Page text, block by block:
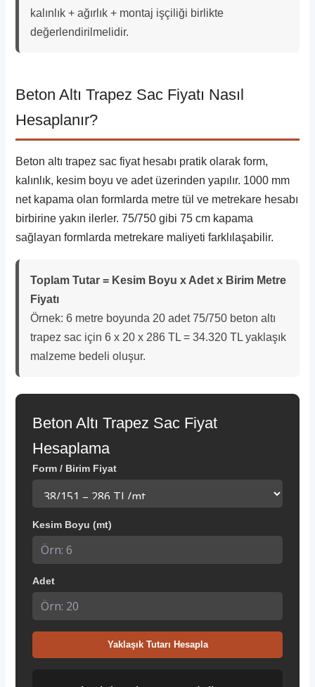
kalınlık + ağırlık + montaj işçiliği birlikte
değerlendirilmelidir.
Beton Altı Trapez Sac Fiyatı Nasıl
Hesaplanır?
Beton altı trapez sac fiyat hesabı pratik olarak form,
kalınlık, kesim boyu ve adet üzerinden yapılır. 1000 mm
net kapama olan formlarda metre tül ve metrekare hesabı
birbirine yakın ilerler. 75/750 gibi 75 cm kapama
sağlayan formlarda metrekare maliyeti farklılaşabilir.
Toplam Tutar = Kesim Boyu x Adet x Birim Metre
Fiyatı
Örnek: 6 metre boyunda 20 adet 75/750 beton altı
trapez sac için 6 x 20 x 286 TL = 34.320 TL yaklaşık
malzeme bedeli oluşur.
Beton Altı Trapez Sac Fiyat
Hesaplama
Form / Birim Fiyat
Kesim Boyu (mt)
Adet
Yaklaşık Tutarı Hesapla